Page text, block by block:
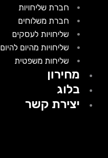
חברת שליחויות
חברת משלוחים
שליחויות לעסקים
שליחויות מהיום להיום
שליחות משפטית
מחירון
בלוג
יצירת קשר